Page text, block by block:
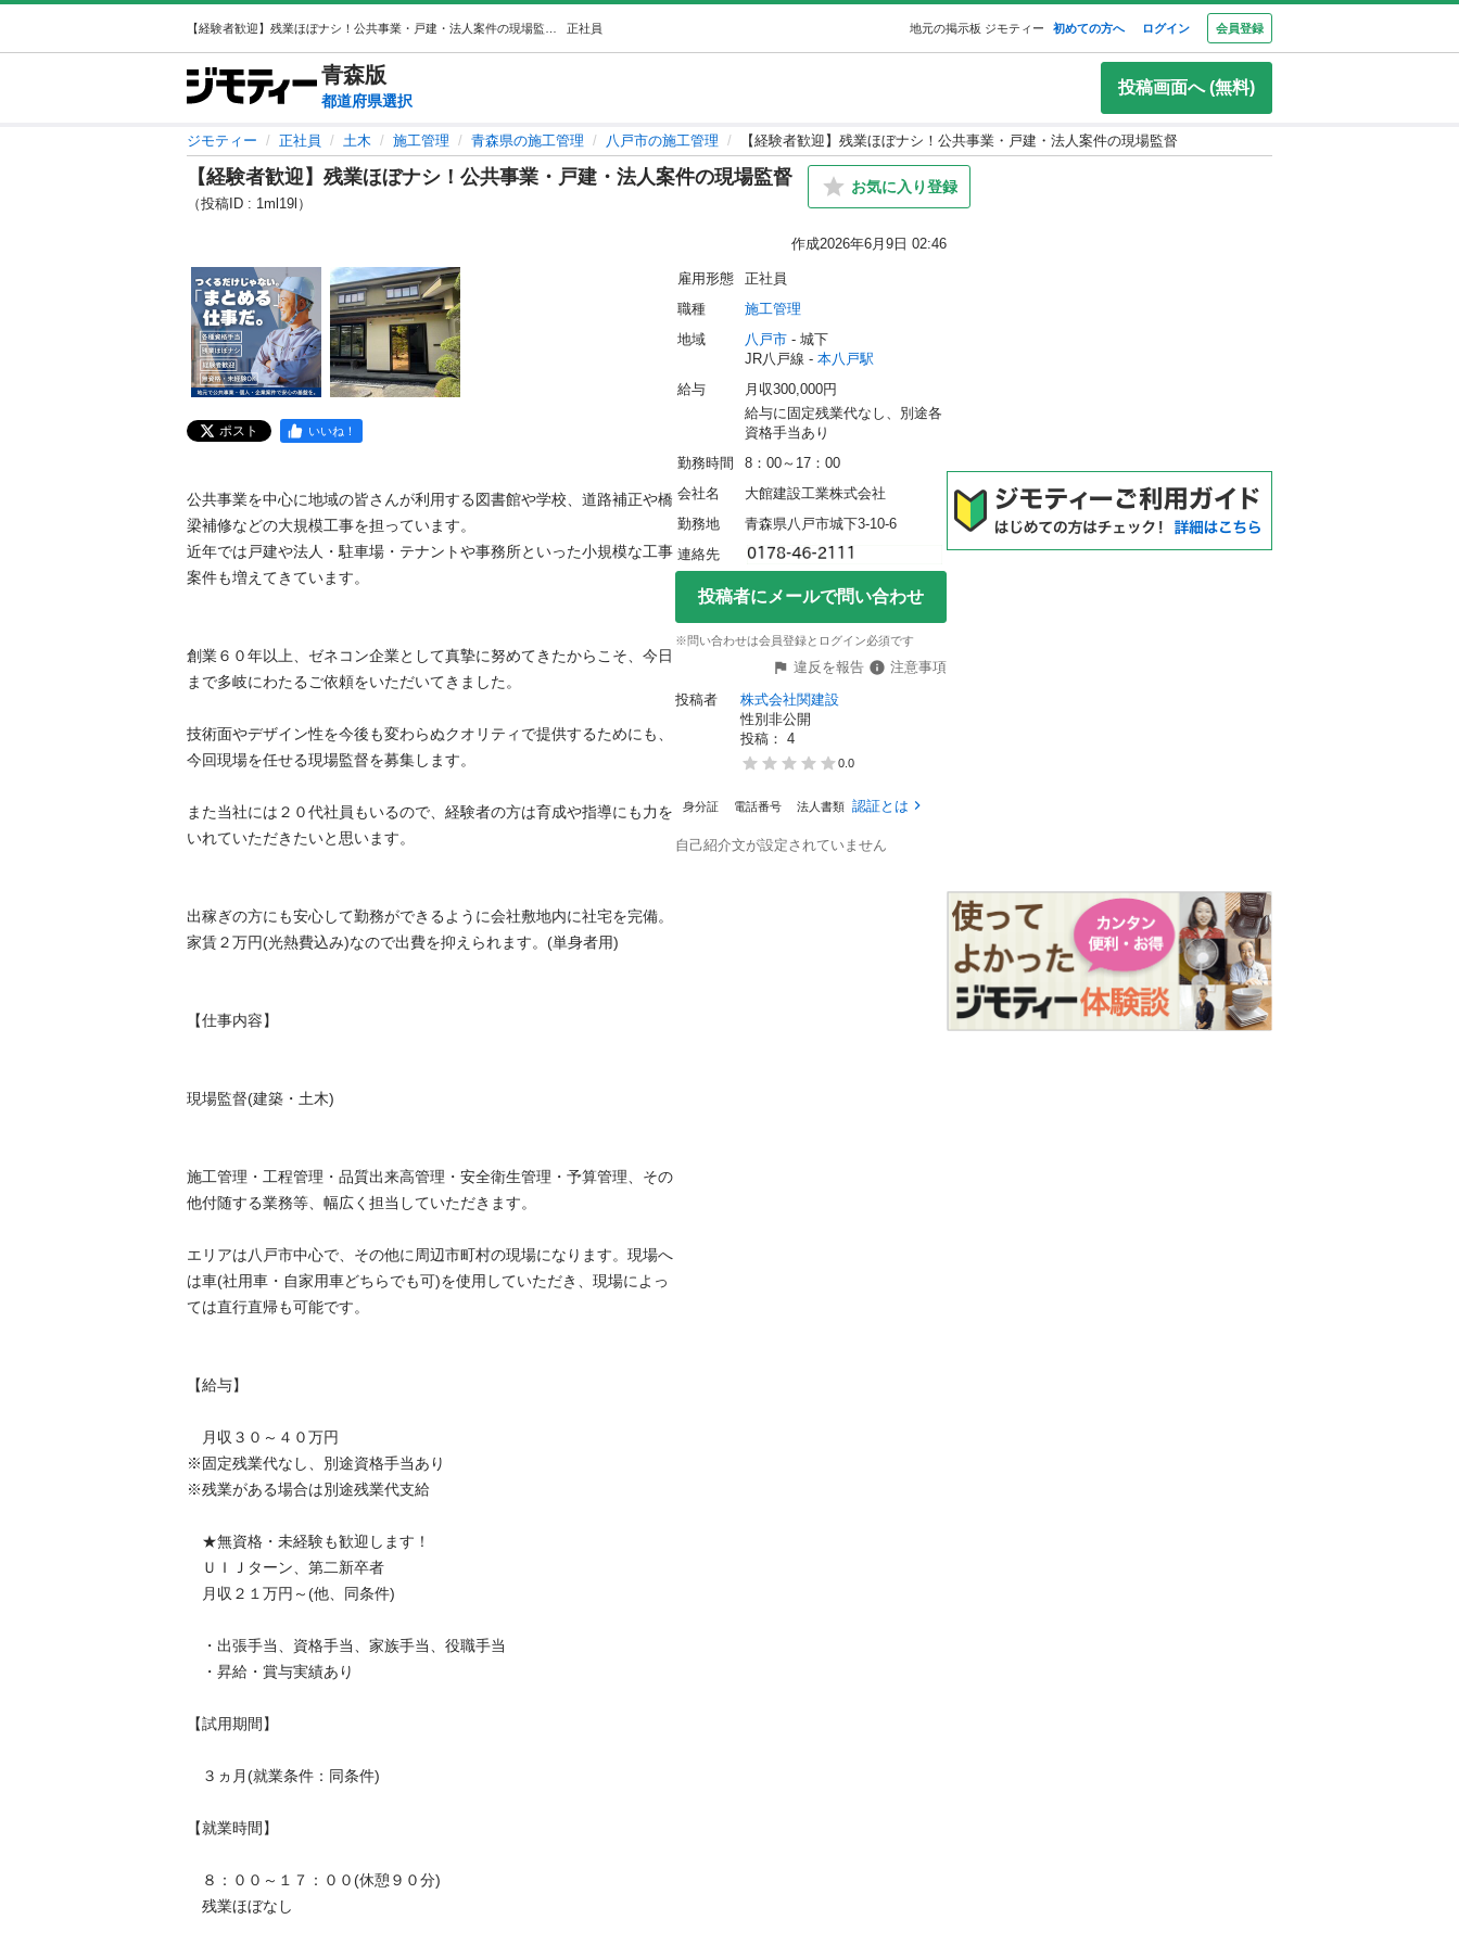
正社員 地元の掲示板 ジモティー 初めての方へ ログイン 会員登録
青森版
都道府県選択
投稿画面へ (無料)
ジモティー 正社員 土木 施工管理 青森県の施工管理 八戸市の施工管理 【経験者歓迎】残業ほぼナシ！公共事業・戸建・法人案件の現場監督
【経験者歓迎】残業ほぼナシ！公共事業・戸建・法人案件の現場監督
（投稿ID : 1ml19l）
お気に入り登録
作成2026年6月9日 02:46
ポスト いいね！
公共事業を中心に地域の皆さんが利用する図書館や学校、道路補正や橋
梁補修などの大規模工事を担っています。
近年では戸建や法人・駐車場・テナントや事務所といった小規模な工事
案件も増えてきています。
創業６０年以上、ゼネコン企業として真摯に努めてきたからこそ、今日
まで多岐にわたるご依頼をいただいてきました。
技術面やデザイン性を今後も変わらぬクオリティで提供するためにも、
今回現場を任せる現場監督を募集します。
また当社には２０代社員もいるので、経験者の方は育成や指導にも力を
いれていただきたいと思います。
出稼ぎの方にも安心して勤務ができるように会社敷地内に社宅を完備。
家賃２万円(光熱費込み)なので出費を抑えられます。(単身者用)
【仕事内容】
現場監督(建築・土木)
施工管理・工程管理・品質出来高管理・安全衛生管理・予算管理、その
他付随する業務等、幅広く担当していただきます。
エリアは八戸市中心で、その他に周辺市町村の現場になります。現場へ
は車(社用車・自家用車どちらでも可)を使用していただき、現場によっ
ては直行直帰も可能です。
【給与】
月収３０～４０万円
※固定残業代なし、別途資格手当あり
※残業がある場合は別途残業代支給
★無資格・未経験も歓迎します！
ＵＩＪターン、第二新卒者
月収２１万円～(他、同条件)
・出張手当、資格手当、家族手当、役職手当
・昇給・賞与実績あり
【試用期間】
３ヵ月(就業条件：同条件)
【就業時間】
８：００～１７：００(休憩９０分)
残業ほぼなし
雇用形態
正社員
職種
施工管理
地域
八戸市 - 城下
JR八戸線 - 本八戸駅
給与
月収300,000円
給与に固定残業代なし、別途各
資格手当あり
勤務時間
8：00～17：00
会社名
大館建設工業株式会社
勤務地
青森県八戸市城下3-10-6
連絡先
投稿者にメールで問い合わせ
※問い合わせは会員登録とログイン必須です
違反を報告
注意事項
投稿者
株式会社関建設
性別非公開
投稿： 4
0.0
身分証 電話番号 法人書類 認証とは
自己紹介文が設定されていません